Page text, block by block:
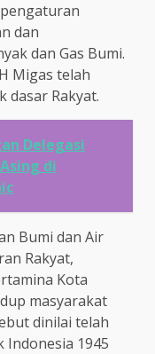
dan
dan Gas Bumi.
Migas telah
dasar Rakyat.
Delegasi
di
Bumi dan Air
Rakyat,
Kota
masyarakat
dinilai telah
Indonesia 1945